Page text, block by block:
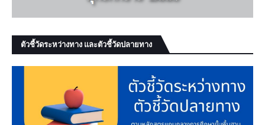
ตัวชี้วัดระหว่างทาง และตัวชี้วัดปลายทาง